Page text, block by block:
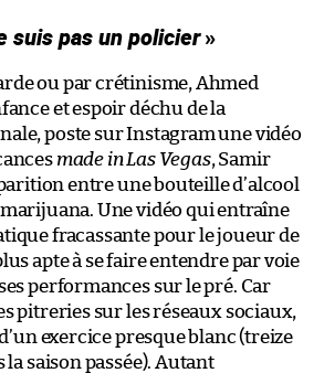
suis pas un policier»
ou par crétinisme, Ahmed
et espoir déchu de la
poste sur Instagram une vidéo
made in Las Vegas, Samir
entre une bouteille d’alcool
Une vidéo qui entraîne
fracassante pour le joueur de
apte à se faire entendre par voie
performances sur le pré. Car
pitreries sur les réseaux sociaux,
exercice presque blanc (treize
saison passée). Autant